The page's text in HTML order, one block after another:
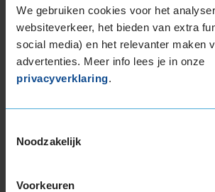
We gebruiken cookies voor het
websiteverkeer, het bieden van extra
social media) en het relevanter maken
advertenties. Meer info lees je in onze
privacyverklaring.
Noodzakelijk
Voorkeuren
225/60R17 103V EXTRALOAD
235/55R17 103Y EXTRALOAD
235/55R17 103Y EXTRALOAD
235/60R17 102H
245/45R17 99Y EXTRALOAD